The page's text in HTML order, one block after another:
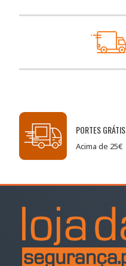
PORTES GRÁTIS
Acima de 25€